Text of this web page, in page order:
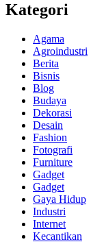
Kategori
Agama
Agroindustri
Berita
Bisnis
Blog
Budaya
Dekorasi
Desain
Fashion
Fotografi
Furniture
Gadget
Gadget
Gaya Hidup
Industri
Internet
Kecantikan